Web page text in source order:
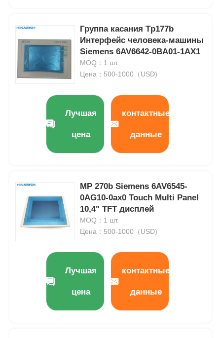
Группа касания Tp177b
Интерфейс человека-машины
Siemens 6AV6642-0BA01-1AX1
MOQ：1 шт.
Цена：500-1000（USD)
Лучшая
цена
контактные
данные
MP 270b Siemens 6AV6545-
0AG10-0ax0 Touch Multi Panel
10,4" TFT дисплей
MOQ：1 шт.
Цена：500-1000（USD)
Лучшая
цена
контактные
данные